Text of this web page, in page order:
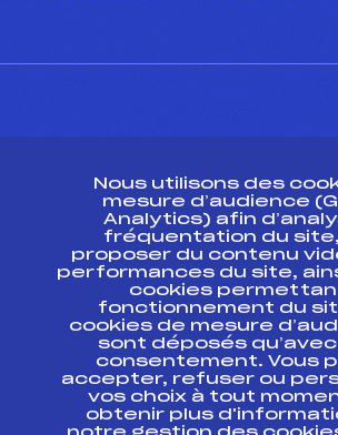
Ressources
Pass’Neige
Projet sportif fédéral
Projet de performance
Antidopage
Pôle Développement,
Scientifique
Listes ministérielles
Nous utilisons des
mesure d’audience
Analytics) afin
fréquentation du
proposer du contenu
performances du site,
cookies
fonctionnement du
cookies de mesure
sont déposés
consentement. Vous
accepter, refuser ou
vos choix à tout
obtenir plus